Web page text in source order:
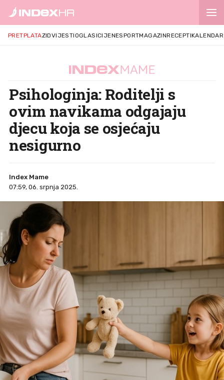
PRETPLATAZIDVIJESTIOGLASICIJENESPORTMAGAZINRECEPTIKALENDAR
Psihologinja: Roditelji s
ovim navikama odgajaju
djecu koja se osjećaju
nesigurno
Index Mame
07:59, 06. srpnja 2025.